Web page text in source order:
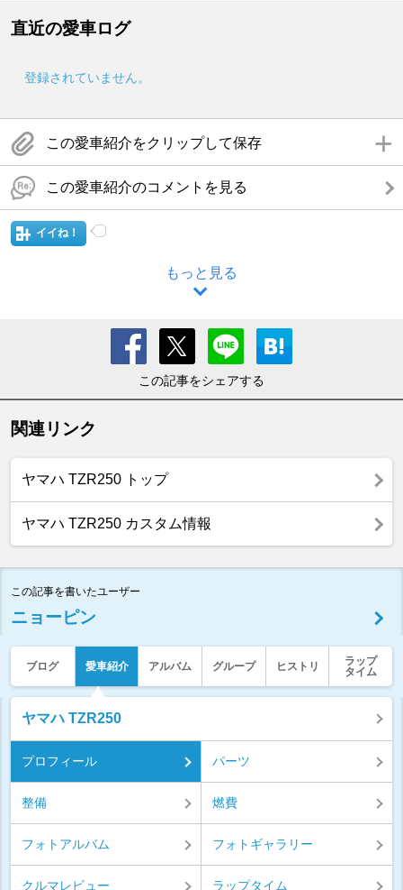
直近の愛車ログ
登録されていません。
この愛車紹介をクリップして保存
この愛車紹介のコメントを見る
イイね！
もっと見る
この記事をシェアする
関連リンク
ヤマハ TZR250 トップ
ヤマハ TZR250 カスタム情報
この記事を書いたユーザー
ニョーピン
ブログ 愛車紹介 アルバム グループ ヒストリ
ラップ
タイム
ヤマハ TZR250
プロフィール パーツ
整備 燃費
フォトアルバム フォトギャラリー
クルマレビュー ラップタイム